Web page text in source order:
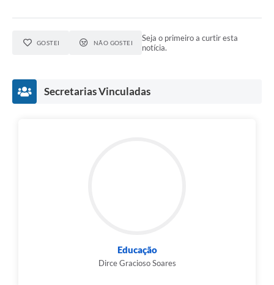
GOSTEI NÃO GOSTEI
Seja o primeiro a curtir esta
notícia.
Secretarias Vinculadas
Educação
Dirce Gracioso Soares